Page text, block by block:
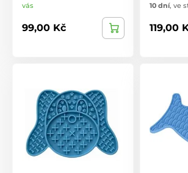
vás
99,00 Kč
10 dní, ve
119,00